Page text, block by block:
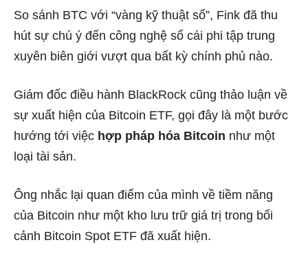
So sánh BTC với “vàng kỹ thuật số”, Fink đã thu
hút sự chú ý đến công nghệ sổ cái phi tập trung
xuyên biên giới vượt qua bất kỳ chính phủ nào.
Giám đốc điều hành BlackRock cũng thảo luận về
sự xuất hiện của Bitcoin ETF, gọi đây là một bước
hướng tới việc hợp pháp hóa Bitcoin như một
loại tài sản.
Ông nhắc lại quan điểm của mình về tiềm năng
của Bitcoin như một kho lưu trữ giá trị trong bối
cảnh Bitcoin Spot ETF đã xuất hiện.